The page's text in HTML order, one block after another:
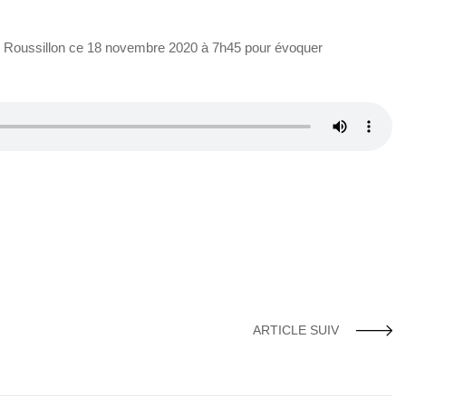
ce 18 novembre 2020 à 7h45 pour évoquer
ARTICLE SUIV